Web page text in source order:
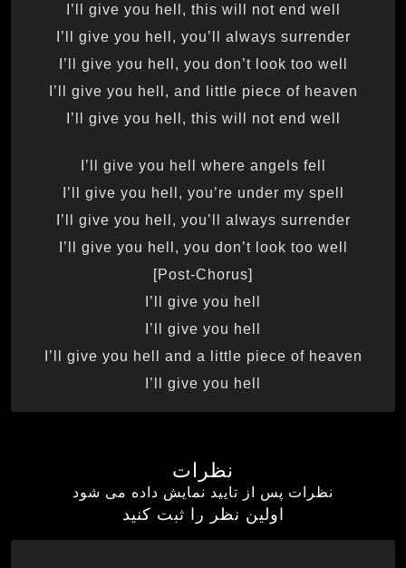
I’ll give you hell, this will not end well
I’ll give you hell, you’ll always surrender
I’ll give you hell, you don’t look too well
I’ll give you hell, and little piece of heaven
I’ll give you hell, this will not end well
I’ll give you hell where angels fell
I’ll give you hell, you’re under my spell
I’ll give you hell, you’ll always surrender
I’ll give you hell, you don’t look too well
[Post-Chorus]
I’ll give you hell
I’ll give you hell
I’ll give you hell and a little piece of heaven
I’ll give you hell
نظرات
نظرات پس از تایید نمایش داده می شود
اولین نظر را ثبت کنید